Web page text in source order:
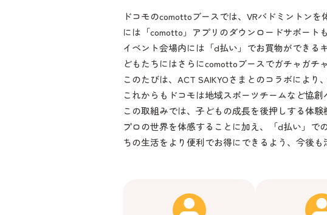
ドコモのcomottoブースでは、VRバドミントン
には「comotto」アプリのダウンロードサポート
イベント会場内には「d払い」でお買物ができ
どもたちにはさらにcomottoブースでガチャガチ
このたびは、ACT SAIKYOさまとのコラボによ
これからもドコモは地域スポーツチームなど協
この取組みでは、子どもの成長を後押しする体
プロの世界を体感することに加え、「d払い」で
ちの生活をより便利でお得にできるよう、今後も